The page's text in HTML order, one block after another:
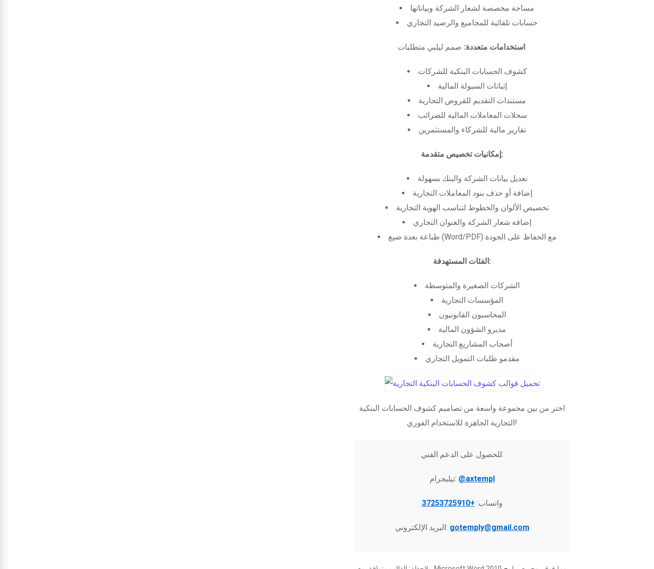
مساحة مخصصة لشعار الشركة وبياناتها
حسابات تلقائية للمجاميع والرصيد التجاري
استخدامات متعددة:صمم ليلبي متطلبات:
كشوف الحسابات البنكية للشركات
إثباتات السيولة المالية
مستندات التقديم للقروض التجارية
سجلات المعاملات المالية للضرائب
تقارير مالية للشركاء والمستثمرين
إمكانيات تخصيص متقدمة:
تعديل بيانات الشركة والبنك بسهولة
إضافة أو حذف بنود المعاملات التجارية
تخصيص الألوان والخطوط لتناسب الهوية التجارية
إضافة شعار الشركة والعنوان التجاري
طباعة بعدة صيغ (Word/PDF) مع الحفاظ على الجودة
الفئات المستهدفة:
الشركات الصغيرة والمتوسطة
المؤسسات التجارية
المحاسبون القانونيون
مديرو الشؤون المالية
أصحاب المشاريع التجارية
مقدمو طلبات التمويل التجاري
اختر من بين مجموعة واسعة من تصاميم كشوف الحسابات البنكية
التجارية الجاهزة للاستخدام الفوري!
للحصول على الدعم الفني:
تيليجرام: @axtempl
واتساب: +37253725910
البريد الإلكتروني: gotemply@gmail.com